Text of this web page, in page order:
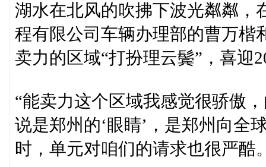
湖水在北风的吹拂下波光粼粼，
程有限公司车辆办理部的曹万楷
卖力的区域“打扮理云鬓”，喜迎
“能卖力这个区域我感觉很骄傲
说是郑州的‘眼睛’，是郑州向全
时，单元对咱们的请求也很严酷